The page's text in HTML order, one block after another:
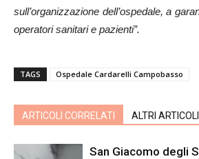
sull’organizzazione dell’ospedale, a
operatori sanitari e pazienti”.
TAGS Ospedale Cardarelli Campobasso
ARTICOLI CORRELATI ALTRI
San Giacomo degli